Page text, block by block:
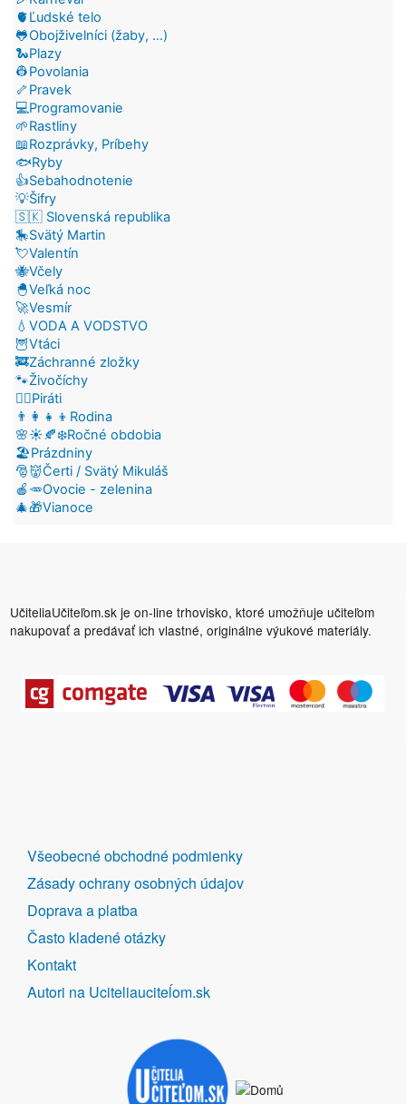
🫀Ľudské telo
🐸Obojživelníci (žaby, ...)
🐍Plazy
👷Povolania
🦴Pravek
💻Programovanie
🌱Rastliny
📖Rozprávky, Príbehy
🐟Ryby
👍Sebahodnotenie
💡Šifry
🇸🇰 Slovenská republika
🎠Svätý Martin
💘Valentín
🐝Včely
🐣Veľká noc
🚀Vesmír
💧VODA A VODSTVO
🦉Vtáci
🚒Záchranné zložky
🐾Živočíchy
🏴‍☠️Piráti
👨‍👩‍👧‍👦Rodina
🌸☀️🍂❄️Ročné obdobia
🏖️Prázdniny
🎅👹Čerti / Svätý Mikuláš
🍎🥕Ovocie - zelenina
🎄🎁Vianoce
UčiteliaUčiteľom.sk je on-line trhovisko, ktoré umožňuje učiteľom
nakupovať a predávať ich vlastné, originálne výukové materiály.
DALŠÍ
ODKAZY
Všeobecné obchodné podmienky
Zásady ochrany osobných údajov
Doprava a platba
Často kladené otázky
Kontakt
Autori na Uciteliauciteĺom.sk